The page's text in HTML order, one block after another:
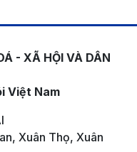
- XÃ HỘI VÀ DÂN
Việt Nam
Xuân Thọ, Xuân